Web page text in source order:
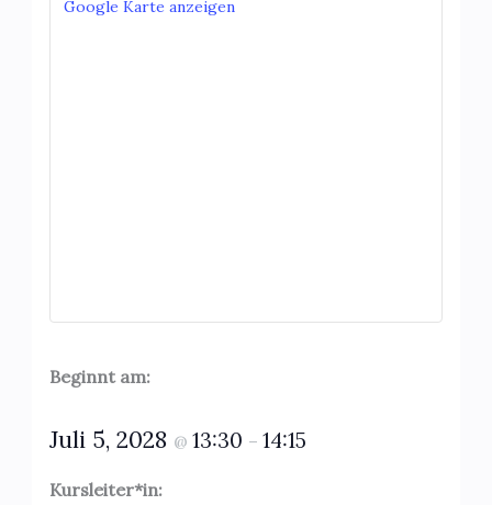
Google Karte anzeigen
Beginnt am:
Juli 5, 2028 @ 13:30 – 14:15
Kursleiter*in: